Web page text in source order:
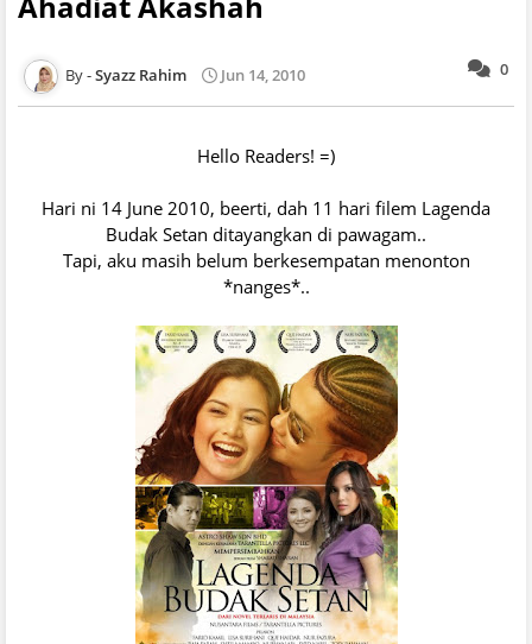
0
Syazz Rahim Jun 14, 2010
Hello Readers! =)
Hari ni 14 June 2010, beerti, dah 11 hari filem Lagenda
Budak Setan ditayangkan di pawagam..
Tapi, aku masih belum berkesempatan menonton
*nanges*..